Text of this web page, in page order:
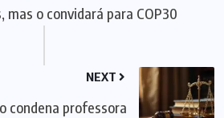
mas o convidará para COP30
NEXT
condena professora